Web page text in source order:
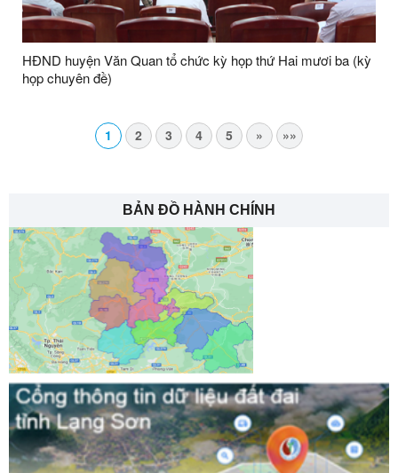
HĐND huyện Văn Quan tổ chức kỳ họp thứ Hai mươi ba (kỳ
họp chuyên đề)
1 2 3 4 5 » »»
BẢN ĐỒ HÀNH CHÍNH